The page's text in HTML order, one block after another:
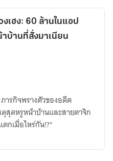
เฮง: 60 ล้านในแอป
บ้านที่สั่งมาเนียน
รกิจพรางตัวของอดีต
สุดหรูหน้าบ้านและสายตาจิก
กเมื่อไหร่กัน!?"